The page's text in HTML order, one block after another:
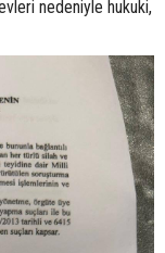
nedeniyle hukuki,